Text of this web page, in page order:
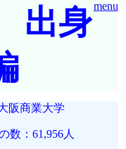
menu
出身
阪商業大学
数：61,956人